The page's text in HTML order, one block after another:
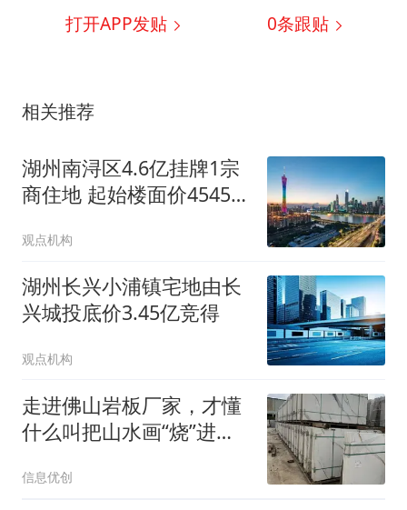
打开APP发贴 0条跟贴
相关推荐
湖州南浔区4.6亿挂牌1宗
商住地 起始楼面价4545
观点机构
湖州长兴小浦镇宅地由长
兴城投底价3.45亿竞得
观点机构
走进佛山岩板厂家，才懂
什么叫把山水画“烧”进瓷
吧！
信息优创